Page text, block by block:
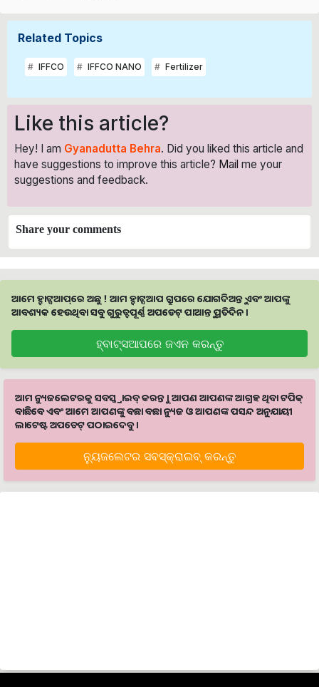
Related Topics
IFFCO IFFCO NANO Fertilizer
Like this article?
Hey! I am Gyanadutta Behra. Did you liked this article and
have suggestions to improve this article? Mail me your
suggestions and feedback.
Share your comments
ଆମେ ହ୍ବାଟ୍ସଆପ୍‌ରେ ଅଛୁ ! ଆମ ହ୍ବାଟ୍ସଆପ ଗ୍ରୁପରେ ଯୋଗଦିଅନ୍ତୁ ଏବଂ ଆପଙ୍କୁ
ଆବଶ୍ୟକ ହେଉଥିବା ସବୁ ଗୁରୁତ୍ବପୂର୍ଣ୍ଣ ଅପଡେଟ୍‌ ପାଆନ୍ତୁ ପ୍ରତିଦିନ ।
ହ୍ବାଟ୍ସଆପରେ ଜଏନ କରନ୍ତୁ
ଆମ ନ୍ୟୁଜଲେଟରକୁ ସବସ୍କ୍ରାଇବ୍ କରନ୍ତୁ । ଆପଣ ଆପଣଙ୍କ ଆଗ୍ରହ ଥିବା ଟପିକ୍‌
ବାଛିବେ ଏବଂ ଆମେ ଆପଣଙ୍କୁ ବଛା ବଛା ନ୍ୟୁଜ ଓ ଆପଣଙ୍କ ପସନ୍ଦ ଅନୁଯାୟୀ
ଲାଟେଷ୍ଟ ଅପଡେଟ୍‌ ପଠାଇଦେବୁ ।
ନ୍ୟୁଜଲେଟର ସବସ୍କ୍ରାଇବ୍‌ କରନ୍ତୁ